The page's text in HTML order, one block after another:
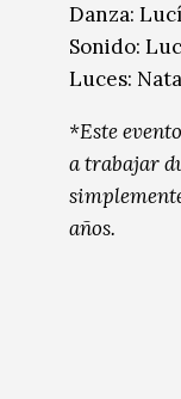
Danza:
Sonido:
Luces:
*Este
a trabajar
años.